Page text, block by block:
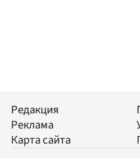
Редакция
Реклама
Карта сайта